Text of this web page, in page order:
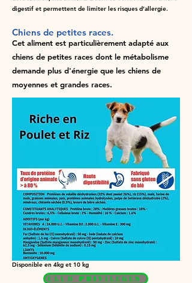
digestif et permettent de limiter les risques d’allergie.
Chiens de petites races.
Cet aliment est particulièrement adapté aux
chiens de petites races dont le métabolisme
demande plus d'énergie que les chiens de
moyennes et grandes races.
Disponible en 4kg et 10 kg
CLUB PRIVILEGES